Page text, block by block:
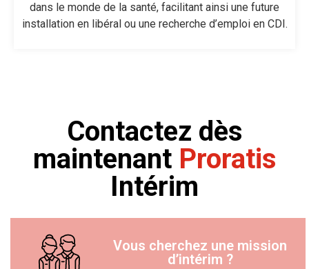
dans le monde de la santé, facilitant ainsi une future
installation en libéral ou une recherche d’emploi en CDI.
Contactez dès
maintenant Proratis
Intérim
Vous cherchez une mission
d’intérim ?